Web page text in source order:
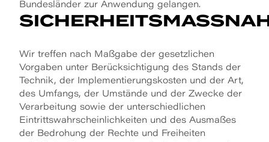
Bundesländer zur Anwendung gelangen.
Wir treffen nach Maßgabe der gesetzlichen
Vorgaben unter Berücksichtigung des Stands der
Technik, der Implementierungskosten und der Art,
des Umfangs, der Umstände und der Zwecke der
Verarbeitung sowie der unterschiedlichen
Eintrittswahrscheinlichkeiten und des Ausmaßes
der Bedrohung der Rechte und Freiheiten